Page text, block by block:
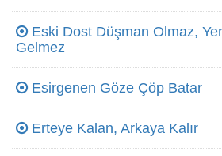
Eski Dost Düşman Olmaz,
Gelmez
Esirgenen Göze Çöp Batar
Erteye Kalan, Arkaya Kalır